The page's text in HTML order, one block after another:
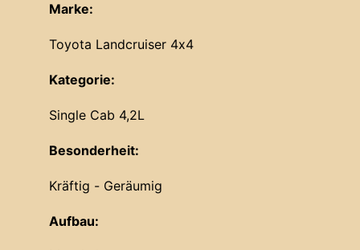
Marke:
Toyota Landcruiser 4x4
Kategorie:
Single Cab 4,2L
Besonderheit:
Kräftig - Geräumig
Aufbau: